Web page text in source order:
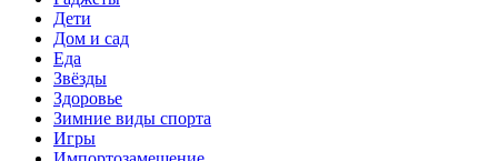
Дети
Дом и сад
Еда
Звёзды
Здоровье
Зимние виды спорта
Игры